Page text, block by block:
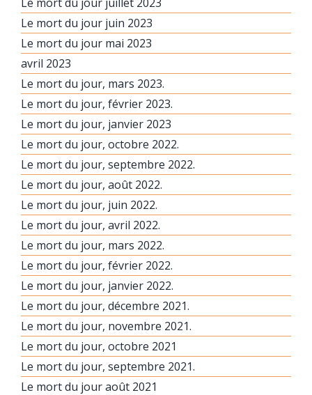
Le mort du jour juin 2023
Le mort du jour mai 2023
avril 2023
Le mort du jour, mars 2023.
Le mort du jour, février 2023.
Le mort du jour, janvier 2023
Le mort du jour, octobre 2022.
Le mort du jour, septembre 2022.
Le mort du jour, août 2022.
Le mort du jour, juin 2022.
Le mort du jour, avril 2022.
Le mort du jour, mars 2022.
Le mort du jour, février 2022.
Le mort du jour, janvier 2022.
Le mort du jour, décembre 2021.
Le mort du jour, novembre 2021.
Le mort du jour, octobre 2021
Le mort du jour, septembre 2021.
Le mort du jour août 2021